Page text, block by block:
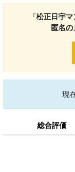
『松正日宇
匿名
現
総合評価